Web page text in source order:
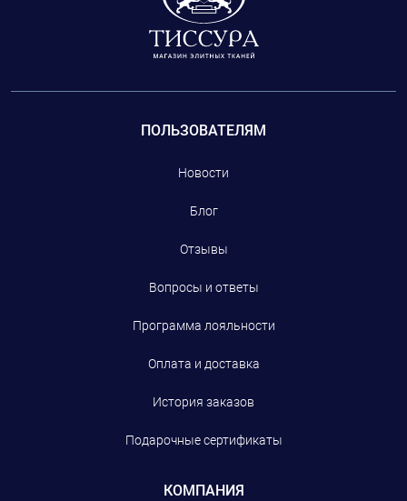
ПОЛЬЗОВАТЕЛЯМ
Новости
Блог
Отзывы
Вопросы и ответы
Программа лояльности
Оплата и доставка
История заказов
Подарочные сертификаты
КОМПАНИЯ